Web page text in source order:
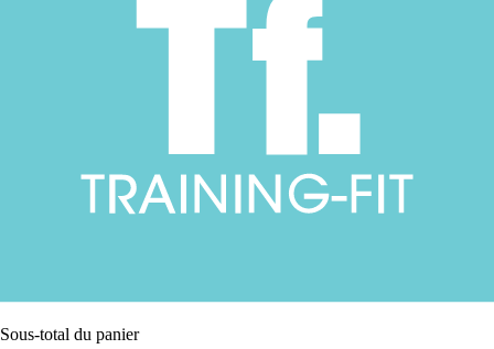
Sous-total du panier